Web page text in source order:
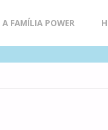
A FAMÍLIA POWER